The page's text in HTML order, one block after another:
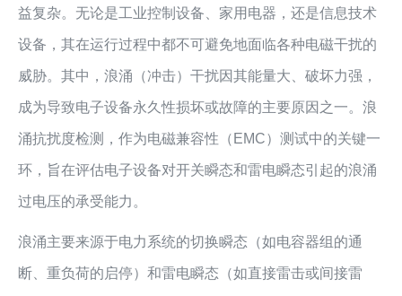
益复杂。无论是工业控制设备、家用电器，还是信息技术
设备，其在运行过程中都不可避免地面临各种电磁干扰的
威胁。其中，浪涌（冲击）干扰因其能量大、破坏力强，
成为导致电子设备永久性损坏或故障的主要原因之一。浪
涌抗扰度检测，作为电磁兼容性（EMC）测试中的关键一
环，旨在评估电子设备对开关瞬态和雷电瞬态引起的浪涌
过电压的承受能力。
浪涌主要来源于电力系统的切换瞬态（如电容器组的通
断、重负荷的启停）和雷电瞬态（如直接雷击或间接雷